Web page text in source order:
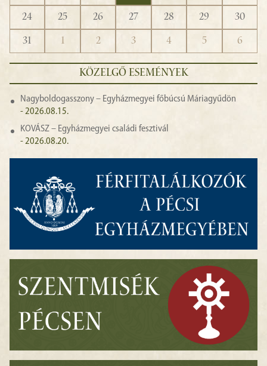
24
25 26 27 28 29
30
31
1 2 3 4 5 6
KÖZELGŐ ESEMÉNYEK
Nagyboldogasszony – Egyházmegyei főbúcsú Máriagyűdön
- 2026.08.15.
KOVÁSZ – Egyházmegyei családi fesztivál
- 2026.08.20.